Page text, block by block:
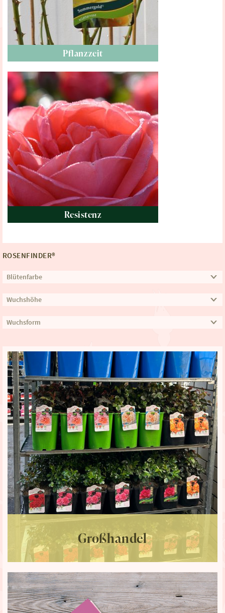
Pflanzzeit
Resistenz
ROSENFINDER®
Blütenfarbe
Wuchshöhe
Wuchsform
Großhandel